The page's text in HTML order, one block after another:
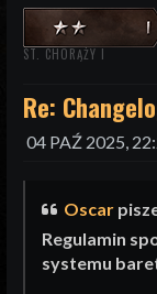
ST. CHORĄŻY I
Re:
04 PAŹ 2025,
Oscar
Regulamin
systemu